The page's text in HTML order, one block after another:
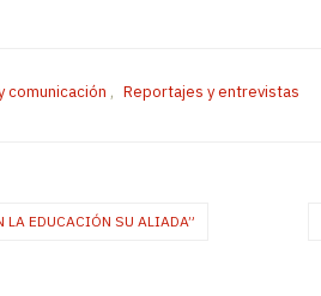
comunicación , Reportajes y entrevistas
EDUCACIÓN SU ALIADA”